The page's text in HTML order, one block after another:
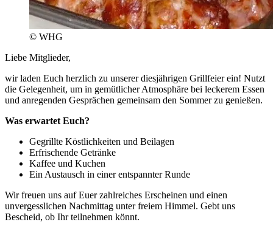
© WHG
Liebe Mitglieder,
wir laden Euch herzlich zu unserer diesjährigen Grillfeier ein! Nutzt
die Gelegenheit, um in gemütlicher Atmosphäre bei leckerem Essen
und anregenden Gesprächen gemeinsam den Sommer zu genießen.
Was erwartet Euch?
Gegrillte Köstlichkeiten und Beilagen
Erfrischende Getränke
Kaffee und Kuchen
Ein Austausch in einer entspannter Runde
Wir freuen uns auf Euer zahlreiches Erscheinen und einen
unvergesslichen Nachmittag unter freiem Himmel. Gebt uns
Bescheid, ob Ihr teilnehmen könnt.